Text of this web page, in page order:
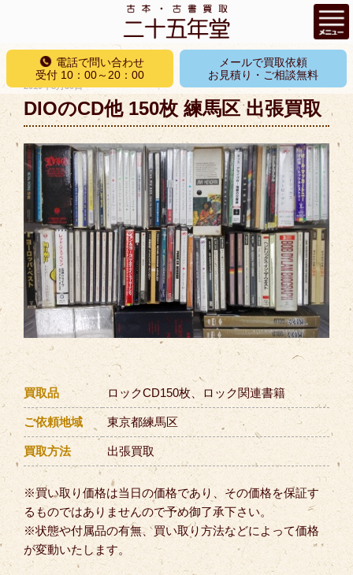
コ
テ
ン
ツ
へ
ス
キ
プ
電話で問い合わせ
受付 10：00～20：00
メールで買取依頼
お見積り・ご相談無料
日:
2019年8月30日
DIOのCD他 150枚 練馬区 出張買取
買取品 ロックCD150枚、ロック関連書籍
ご依頼地域 東京都練馬区
買取方法 出張買取
※買い取り価格は当日の価格であり、その価格を保証す
るものではありませんので予め御了承下さい。
※状態や付属品の有無、買い取り方法などによって価格
が変動いたします。